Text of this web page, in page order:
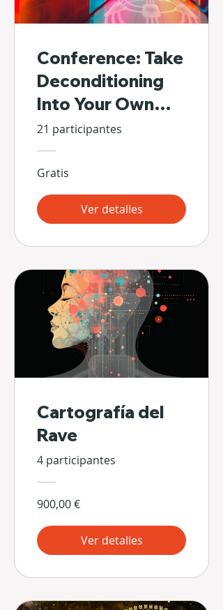
Conference: Take
Deconditioning
Into Your Own
Hands
21 participantes
Gratis
Ver detalles
Cartografía del
Rave
4 participantes
900,00 €
Ver detalles